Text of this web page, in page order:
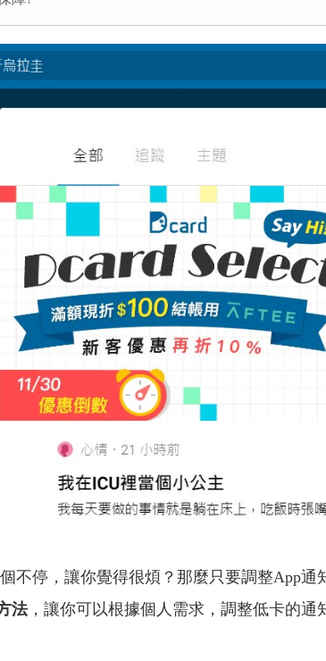
停，讓你覺得很煩？那麼只要調整App通
法，讓你可以根據個人需求，調整低卡的通